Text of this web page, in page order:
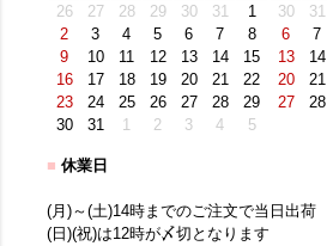
26
27 28 29 30 31
1
2
3 4 5 6 7
8
9
10 11 12 13 14
15
16
17 18 19 20 21
22
23
24 25 26 27 28
29
30
31 1 2 3 4 5
30
31
6
7
13
14
20
21
27
28
■ 休業日
(月)～(土)14時までのご注文で当日出荷
(日)(祝)は12時が〆切となります